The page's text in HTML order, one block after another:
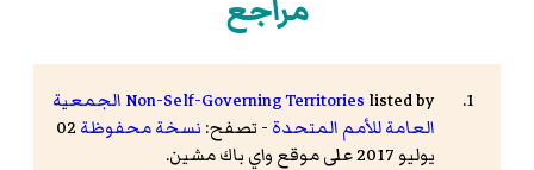
مراجع
Non-Self-Governing Territories listed by
الجمعية
العامة للأمم المتحدة - تصفح: نسخة محفوظة 02
يوليو 2017 على موقع واي باك مشين.